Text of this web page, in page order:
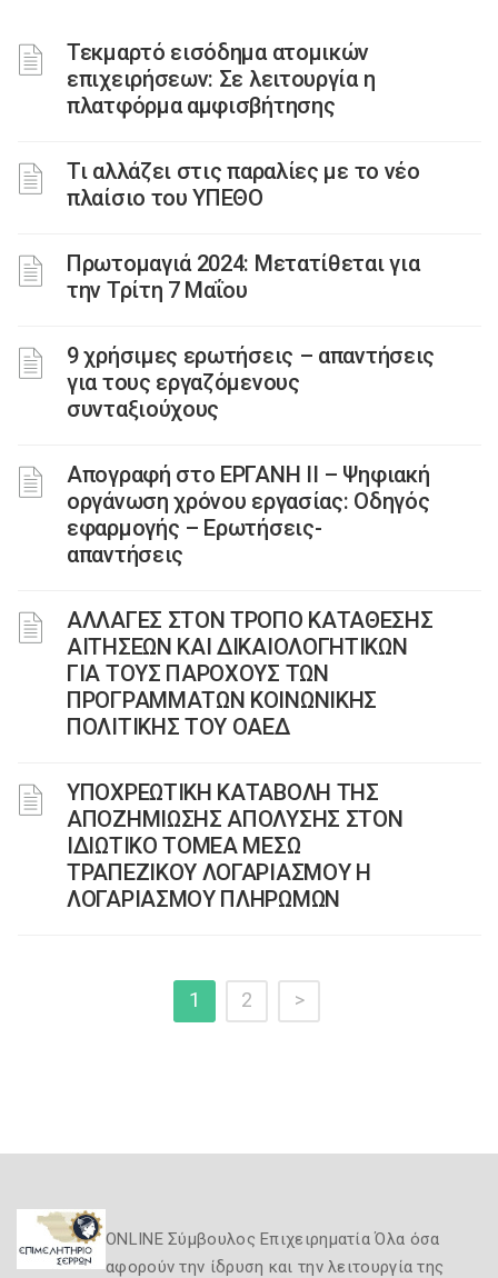
Τεκμαρτό εισόδημα ατομικών
επιχειρήσεων: Σε λειτουργία η
πλατφόρμα αμφισβήτησης
Τι αλλάζει στις παραλίες με το νέο
πλαίσιο του ΥΠΕΘΟ
Πρωτομαγιά 2024: Μετατίθεται για
την Τρίτη 7 Μαΐου
9 χρήσιμες ερωτήσεις – απαντήσεις
για τους εργαζόμενους
συνταξιούχους
Απογραφή στο ΕΡΓΑΝΗ ΙΙ – Ψηφιακή
οργάνωση χρόνου εργασίας: Οδηγός
εφαρμογής – Ερωτήσεις-
απαντήσεις
ΑΛΛΑΓΕΣ ΣΤΟΝ ΤΡΟΠΟ ΚΑΤΑΘΕΣΗΣ
ΑΙΤΗΣΕΩΝ ΚΑΙ ΔΙΚΑΙΟΛΟΓΗΤΙΚΩΝ
ΓΙΑ ΤΟΥΣ ΠΑΡΟΧΟΥΣ ΤΩΝ
ΠΡΟΓΡΑΜΜΑΤΩΝ ΚΟΙΝΩΝΙΚΗΣ
ΠΟΛΙΤΙΚΗΣ ΤΟΥ ΟΑΕΔ
YΠΟΧΡΕΩΤΙΚΗ ΚΑΤΑΒΟΛΗ ΤΗΣ
ΑΠΟΖΗΜΙΩΣΗΣ ΑΠΟΛΥΣΗΣ ΣΤΟΝ
ΙΔΙΩΤΙΚΟ ΤΟΜΕΑ ΜΕΣΩ
ΤΡΑΠΕΖΙΚΟΥ ΛΟΓΑΡΙΑΣΜΟΥ Η
ΛΟΓΑΡΙΑΣΜΟΥ ΠΛΗΡΩΜΩΝ
1 2 >
ONLINE Σύμβουλος Επιχειρηματία Όλα όσα
αφορούν την ίδρυση και την λειτουργία της